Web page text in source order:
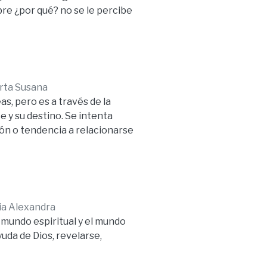
¿por qué? no se le percibe
en la
libertad, que parte de una
Susana
pero es a través de la
y su destino. Se intenta
o tendencia a relacionarse
de amar, porque fue creada
hace ser más persona.
Alexandra
espiritual y el mundo
de Dios, revelarse,